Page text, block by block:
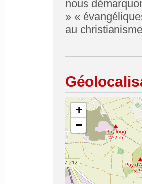
nous
» «
au
+
−